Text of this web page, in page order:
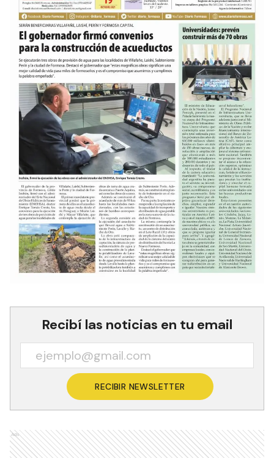
Recibí las noticias en tu email
RECIBIR NEWSLETTER
Ads